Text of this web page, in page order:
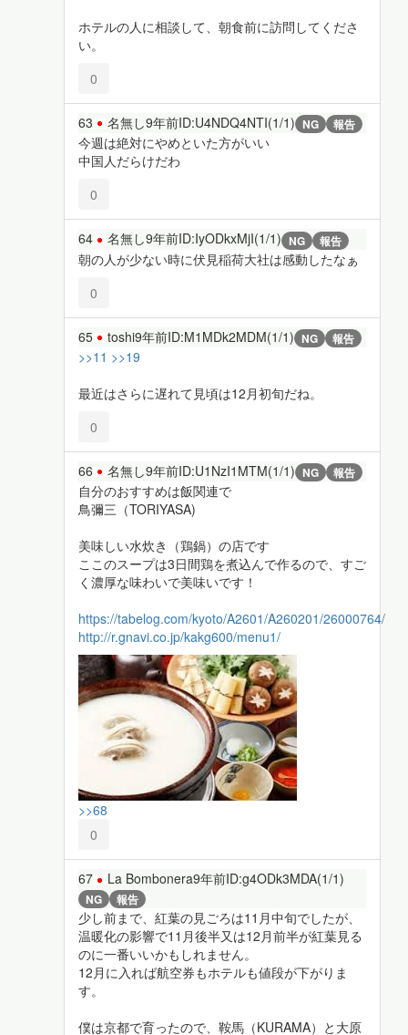
ホテルの人に相談して、朝食前に訪問してくださ
い。
0
63 名無し9年前ID:U4NDQ4NTI(1/1) NG 報告
今週は絶対にやめといた方がいい
中国人だらけだわ
0
64 名無し9年前ID:IyODkxMjI(1/1) NG 報告
朝の人が少ない時に伏見稲荷大社は感動したなぁ
0
65 toshi9年前ID:M1MDk2MDM(1/1) NG 報告
>>11 >>19
最近はさらに遅れて見頃は12月初旬だね。
0
66 名無し9年前ID:U1NzI1MTM(1/1) NG 報告
自分のおすすめは飯関連で
鳥彌三（TORIYASA)
美味しい水炊き（鶏鍋）の店です
ここのスープは3日間鶏を煮込んで作るので、すご
く濃厚な味わいで美味いです！
https://tabelog.com/kyoto/A2601/A260201/26000764/
http://r.gnavi.co.jp/kakg600/menu1/
>>68
0
67 La Bombonera9年前ID:g4ODk3MDA(1/1)
NG 報告
少し前まで、紅葉の見ごろは11月中旬でしたが、
温暖化の影響で11月後半又は12月前半が紅葉見る
のに一番いいかもしれません。
12月に入れば航空券もホテルも値段が下がりま
す。
僕は京都で育ったので、鞍馬（KURAMA）と大原